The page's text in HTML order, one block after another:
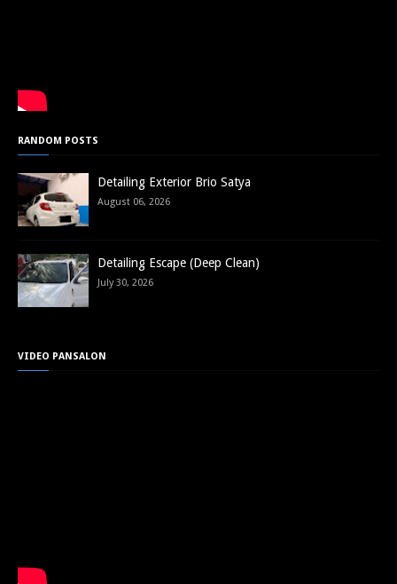
RANDOM POSTS
Detailing Exterior Brio Satya
August 06, 2026
Detailing Escape (Deep Clean)
July 30, 2026
VIDEO PANSALON